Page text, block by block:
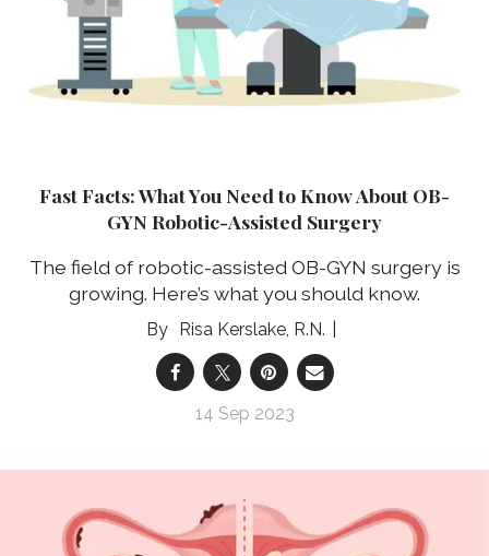
Fast Facts: What You Need to Know About OB-
GYN Robotic-Assisted Surgery
The field of robotic-assisted OB-GYN surgery is
growing. Here’s what you should know.
Risa Kerslake, R.N.
14 Sep 2023